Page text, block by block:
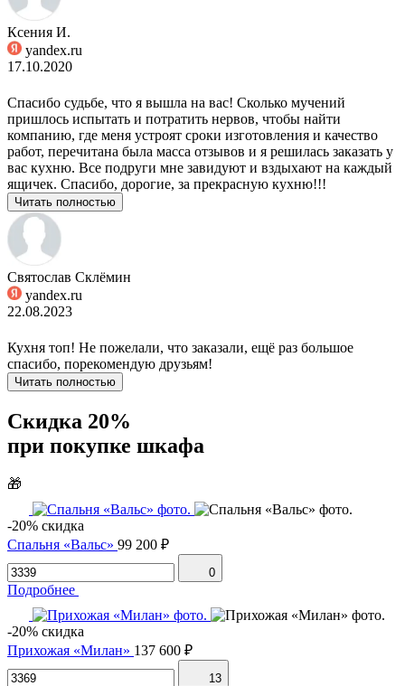
Ксения И.
yandex.ru
17.10.2020
Спасибо судьбе, что я вышла на вас! Сколько мучений
пришлось испытать и потратить нервов, чтобы найти
компанию, где меня устроят сроки изготовления и качество
работ, перечитана была масса отзывов и я решилась заказать у
вас кухню. Все подруги мне завидуют и вздыхают на каждый
ящичек. Спасибо, дорогие, за прекрасную кухню!!!
Читать полностью
Святослав Склёмин
yandex.ru
22.08.2023
Кухня топ! Не пожелали, что заказали, ещё раз большое
спасибо, порекомендую друзьям!
Читать полностью
Скидка 20%
при покупке шкафа
🎁
-20% скидка
Спальня «Вальс» 99 200 ₽
0
Подробнее
-20% скидка
Прихожая «Милан» 137 600 ₽
13